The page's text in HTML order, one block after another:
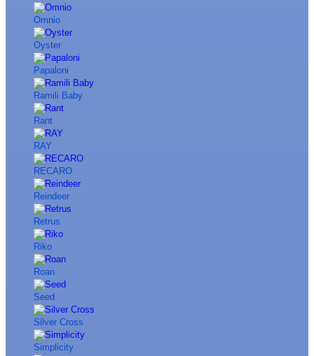
Omnio
Oyster
Papaloni
Ramili Baby
Rant
RAY
RECARO
Reindeer
Retrus
Riko
Roan
Seed
Silver Cross
Simplicity